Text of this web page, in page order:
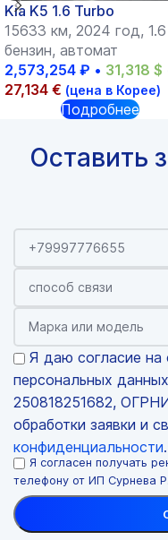
Kia K5 1.6 Turbo
15633 км, 2024 год,
бензин, автомат
2,573,254 ₽ • 31,318 $
27,134 € (цена в Корее)
Подробнее
Оставить
Я даю согласие на
персональных
250818251682,
обработки заявки и
конфиденциальности
Я согласен получать
телефону от ИП Сурнева